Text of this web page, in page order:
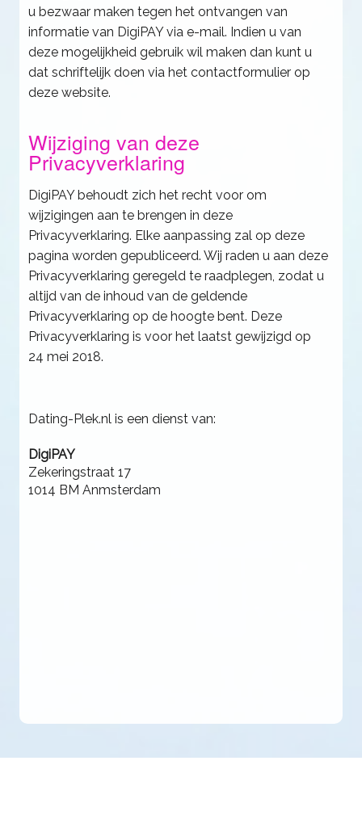
u bezwaar maken tegen het ontvangen van
informatie van DigiPAY via e-mail. Indien u van
deze mogelijkheid gebruik wil maken dan kunt u
dat schriftelijk doen via het contactformulier op
deze website.
Wijziging van deze
Privacyverklaring
DigiPAY behoudt zich het recht voor om
wijzigingen aan te brengen in deze
Privacyverklaring. Elke aanpassing zal op deze
pagina worden gepubliceerd. Wij raden u aan deze
Privacyverklaring geregeld te raadplegen, zodat u
altijd van de inhoud van de geldende
Privacyverklaring op de hoogte bent. Deze
Privacyverklaring is voor het laatst gewijzigd op
24 mei 2018.
Dating-Plek.nl is een dienst van:
DigiPAY
Zekeringstraat 17
1014 BM Anmsterdam